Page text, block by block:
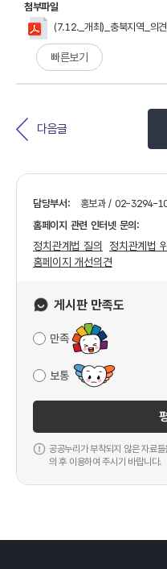
첨부파일
(7.12._개최)_충북지역_의
빠른보기
다음글
담당부서:
홍보과 / 02-3294-
홈페이지 관련 인터넷 문의:
정치관계법 질의 정치관계법
홈페이지 개선의견
게시판 만족도
만족
보통
공공누리가 부착되지 않은 자료
의 후 이용하여 주시기 바랍니다.